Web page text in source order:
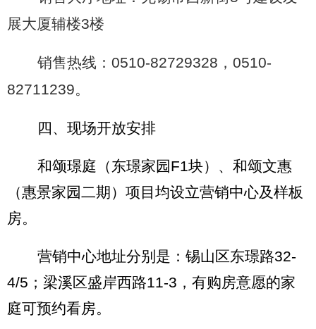
展大厦辅楼3楼
销售热线： 0510-82729328 ， 0510-
82711239。
四、现场开放安排
和颂璟庭（东璟家园F1块）、和颂文惠
（惠景家园二期）项目均设立营销中心及样板
房。
营销中心地址分别是：锡山区东璟路32-
4/5 ；梁溪区盛岸西路11-3 ，有购房意愿的家
庭可预约看房。